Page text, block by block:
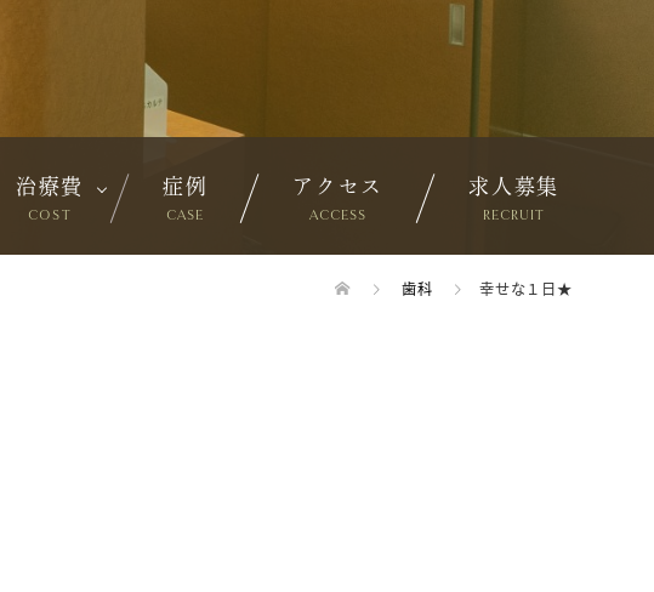
治療費
COST
症例
CASE
アクセス
ACCESS
求人募集
RECRUIT
歯科 幸せな１日★